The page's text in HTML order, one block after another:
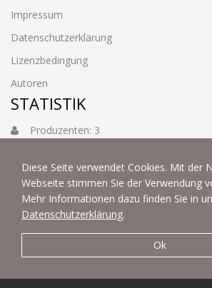
Diese Seite verwendet Cookies. Mit der
Webseite stimmen Sie der Verwendung
Mehr Informationen dazu finden Sie in
Datenschutzerklärung.
Ok
Impressum
Datenschutzerklärung
Lizenzbedingung
Autoren
STATISTIK
Produzenten: 3
© 2022 | fotoart by Thommy & Sabine